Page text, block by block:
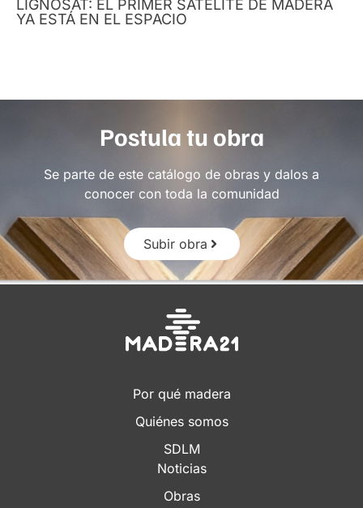
LIGNOSAT: EL PRIMER SATÉLITE DE MADERA
YA ESTÁ EN EL ESPACIO
Postula tu obra
Se parte de este catálogo de obras y dalos a
conocer con toda la comunidad
Subir obra
Por qué madera
Quiénes somos
SDLM
Noticias
Obras